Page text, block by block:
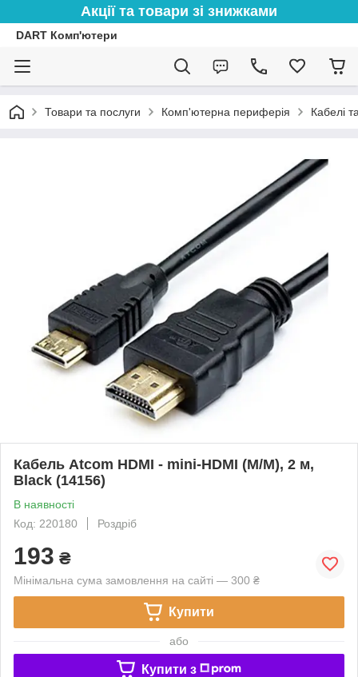
Акції та товари зі знижками
DART Комп'ютери
Товари та послуги Комп'ютерна периферія Кабелі
Кабель Atcom HDMI - mini-HDMI (M/M), 2 м,
Black (14156)
В наявності
Код: 220180
Роздріб
193 ₴
Мінімальна сума замовлення на сайті — 300 ₴
Купити
або
Купити з